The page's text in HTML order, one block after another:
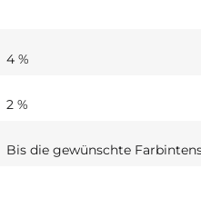
4 %
2 %
Bis die gewünschte